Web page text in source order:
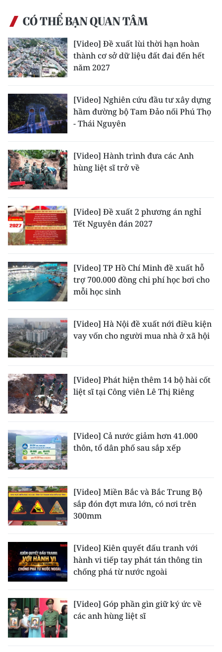
Media Du lịch
Media Thể thao
Media Giáo dục
Media Y tế
Media Khoa học - Công nghệ
Ảnh
Infographic
TIN MỚI
TIN ĐỊA PHƯƠNG
Trung du và miền núi phía Bắc
Đồng bằng sông Hồng
Duyên hải Nam Trung Bộ và Tây
Nguyên
Đồng bằng sông Cửu Long
Chuyên trang Hà Nội
Chuyên trang TP. Hồ Chí Minh
CHUYÊN ĐỀ
VỀ BÁO NHÂN DÂN
NHÂN DÂN CUỐI TUẦN
NHÂN DÂN HẰNG THÁNG
MUA BÁO
ĐỌC BÁO IN
CÓ THỂ BẠN QUAN TÂM
[Video] Đề xuất lùi thời hạn hoàn
thành cơ sở dữ liệu đất đai đến hết
năm 2027
[Video] Nghiên cứu đầu tư xây dựng
hầm đường bộ Tam Đảo nối Phú Thọ
- Thái Nguyên
[Video] Hành trình đưa các Anh
hùng liệt sĩ trở về
[Video] Đề xuất 2 phương án nghỉ
Tết Nguyên đán 2027
[Video] TP Hồ Chí Minh đề xuất hỗ
trợ 700.000 đồng chi phí học bơi cho
mỗi học sinh
[Video] Hà Nội đề xuất nới điều kiện
vay vốn cho người mua nhà ở xã hội
[Video] Phát hiện thêm 14 bộ hài cốt
liệt sĩ tại Công viên Lê Thị Riêng
[Video] Cả nước giảm hơn 41.000
thôn, tổ dân phố sau sắp xếp
[Video] Miền Bắc và Bắc Trung Bộ
sắp đón đợt mưa lớn, có nơi trên
300mm
[Video] Kiên quyết đấu tranh với
hành vi tiếp tay phát tán thông tin
chống phá từ nước ngoài
[Video] Góp phần gìn giữ ký ức về
các anh hùng liệt sĩ